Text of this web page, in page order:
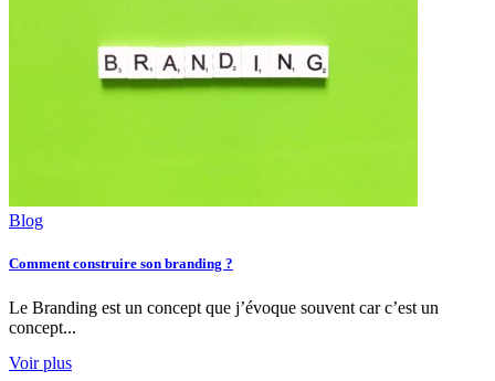
Blog
Comment construire son branding ?
Le Branding est un concept que j’évoque souvent car c’est un
concept...
Voir plus